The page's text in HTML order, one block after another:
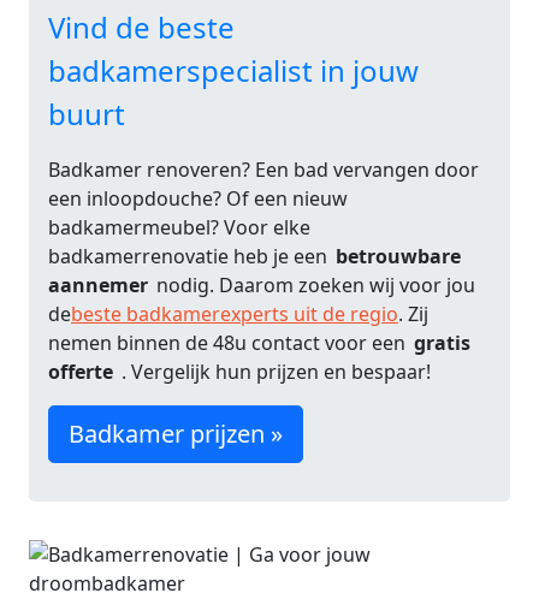
Vind de beste
badkamerspecialist in jouw
buurt
Badkamer renoveren? Een bad vervangen door
een inloopdouche? Of een nieuw
badkamermeubel? Voor elke
badkamerrenovatie heb je een betrouwbare
aannemer nodig. Daarom zoeken wij voor jou
debeste badkamerexperts uit de regio. Zij
nemen binnen de 48u contact voor een gratis
offerte . Vergelijk hun prijzen en bespaar!
Badkamer prijzen »